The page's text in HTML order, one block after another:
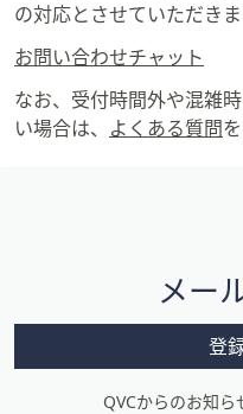
の対応とさせていただきま
お問い合わせチャット
なお、受付時間外や混雑
い場合は、 よくある質問
メ
ニ
メー
登
QVCからのお知